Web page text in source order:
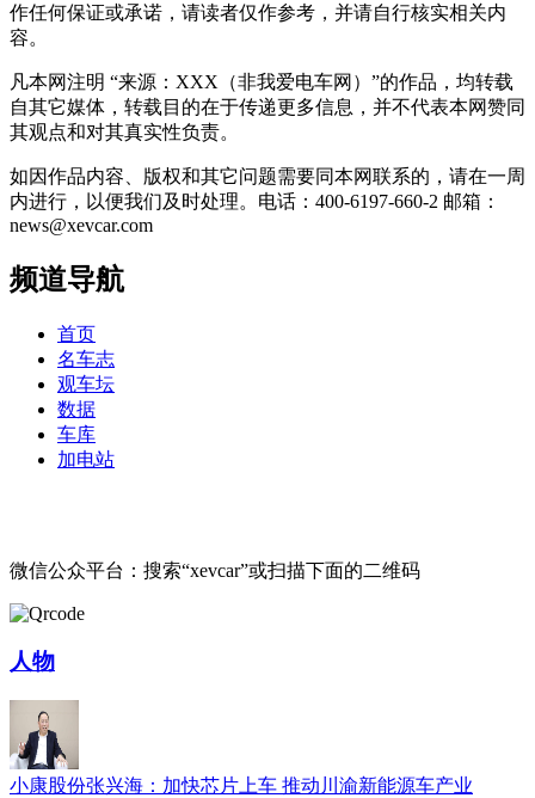
作任何保证或承诺，请读者仅作参考，并请自行核实相关内
容。
凡本网注明 “来源：XXX（非我爱电车网）”的作品，均转载
自其它媒体，转载目的在于传递更多信息，并不代表本网赞同
其观点和对其真实性负责。
如因作品内容、版权和其它问题需要同本网联系的，请在一周
内进行，以便我们及时处理。电话：400-6197-660-2 邮箱：
news@xevcar.com
频道导航
首页
名车志
观车坛
数据
车库
加电站
微信公众平台：搜索“xevcar”或扫描下面的二维码
人物
小康股份张兴海：加快芯片上车 推动川渝新能源车产业